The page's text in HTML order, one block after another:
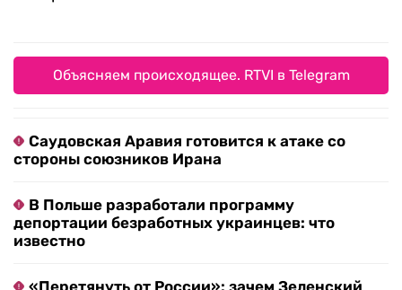
Объясняем происходящее. RTVI в Telegram
Саудовская Аравия готовится к атаке со
стороны союзников Ирана
В Польше разработали программу
депортации безработных украинцев: что
известно